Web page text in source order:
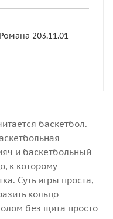
203.11.01
баскетбол.
и баскетбольный
к которому
Суть игры проста,
кольцо
без щита просто